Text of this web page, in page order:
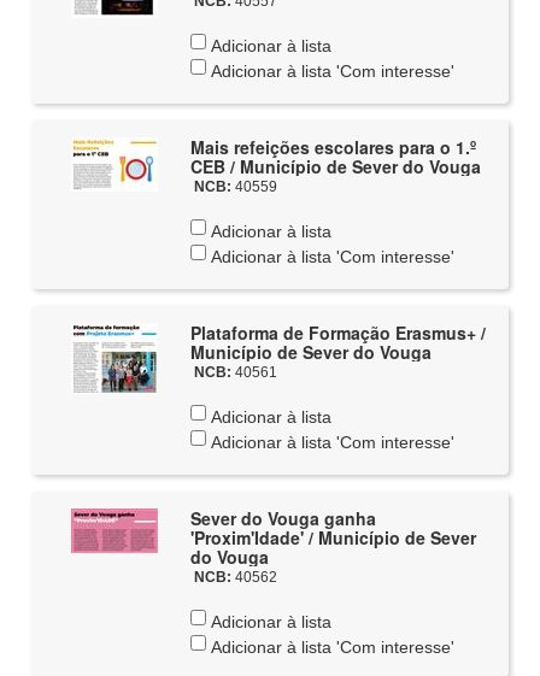
Adicionar à lista
Adicionar à lista 'Com interesse'
Mais refeições escolares para o 1.º
CEB / Município de Sever do Vouga
NCB: 40559
Adicionar à lista
Adicionar à lista 'Com interesse'
Plataforma de Formação Erasmus+ /
Município de Sever do Vouga
NCB: 40561
Adicionar à lista
Adicionar à lista 'Com interesse'
Sever do Vouga ganha
'Proxim'Idade' / Município de Sever
do Vouga
NCB: 40562
Adicionar à lista
Adicionar à lista 'Com interesse'